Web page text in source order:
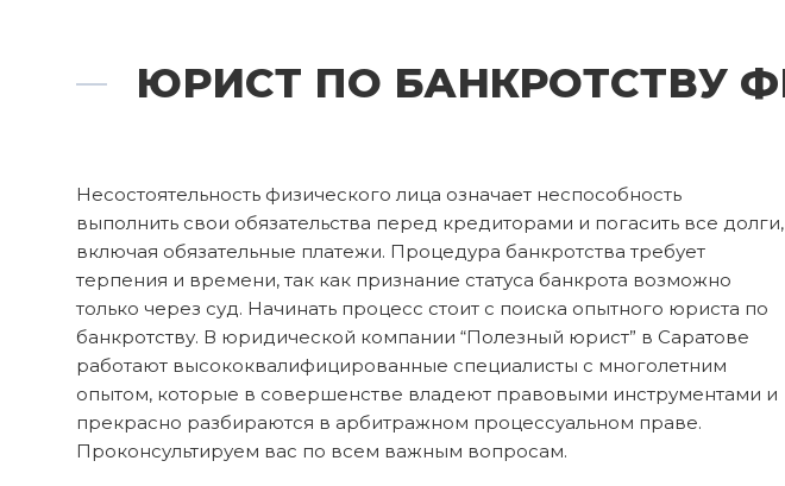
ЮРИСТ ПО БАНКРОТСТВУ
Несостоятельность физического лица означает неспособность
выполнить свои обязательства перед кредиторами и погасить все долги,
включая обязательные платежи. Процедура банкротства требует
терпения и времени, так как признание статуса банкрота возможно
только через суд. Начинать процесс стоит с поиска опытного юриста по
банкротству. В юридической компании “Полезный юрист” в Саратове
работают высококвалифицированные специалисты с многолетним
опытом, которые в совершенстве владеют правовыми инструментами и
прекрасно разбираются в арбитражном процессуальном праве.
Проконсультируем вас по всем важным вопросам.